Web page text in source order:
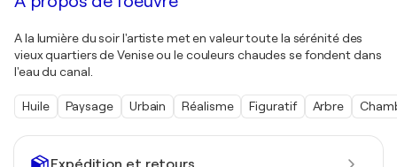
A la lumière du soir l'artiste met en valeur toute la sérénité des
vieux quartiers de Venise ou le couleurs chaudes se fondent dans
l'eau du canal.
Huile Paysage Urbain Réalisme Figuratif Arbre